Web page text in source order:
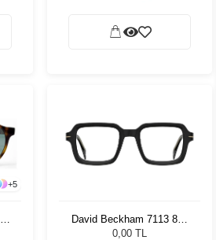
+5
David Beckham 7113 807
4921 75398
0,00 TL